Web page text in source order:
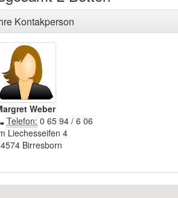
Kontakperson
Weber
Telefon: 0 65 94 / 6 06
Liechesseifen 4
Birresborn